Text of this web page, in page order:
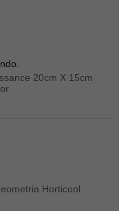
20cm X 15cm
Horticool